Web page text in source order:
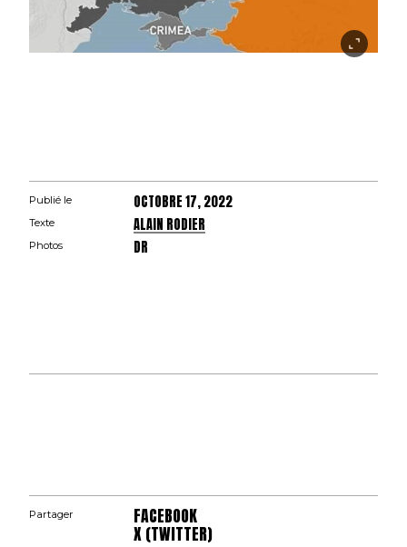
Publié le OCTOBRE 17, 2022
Texte ALAIN RODIER
Photos DR
Partager FACEBOOK
X (TWITTER)